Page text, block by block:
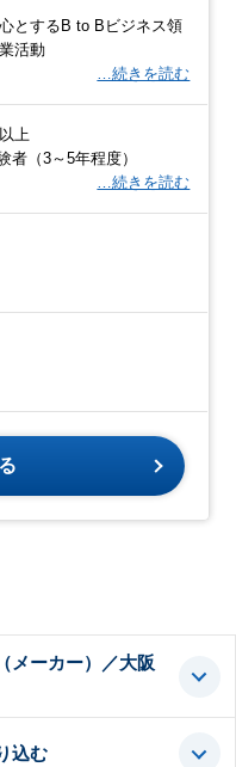
とするB to Bビジネス領
活動
…続きを読む
上
者（3～5年程度）
…続きを読む
メーカー）／大阪
込む